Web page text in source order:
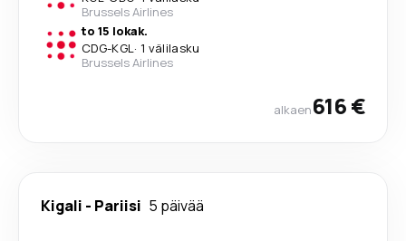
Brussels Airlines
to 15 lokak.
CDG-KGL· 1 välilasku
Brussels Airlines
alkaen616 €
Kigali - Pariisi 5 päivää